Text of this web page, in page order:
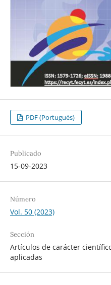
PDF (Portugués)
Publicado
15-09-2023
Número
Vol. 50 (2023)
Sección
Artículos de carácter
aplicadas